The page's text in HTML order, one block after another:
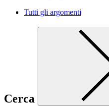
Tutti gli argomenti
Cerca